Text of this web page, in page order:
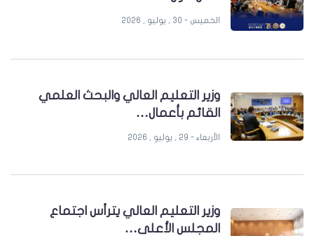
الخميس - 30 , يوليو , 2026
وزير التعليم العالي والبحث العلمي
القائم بأعمال…
الأربعاء - 29 , يوليو , 2026
وزير التعليم العالي يترأس اجتماع
المجلس الأعلى…